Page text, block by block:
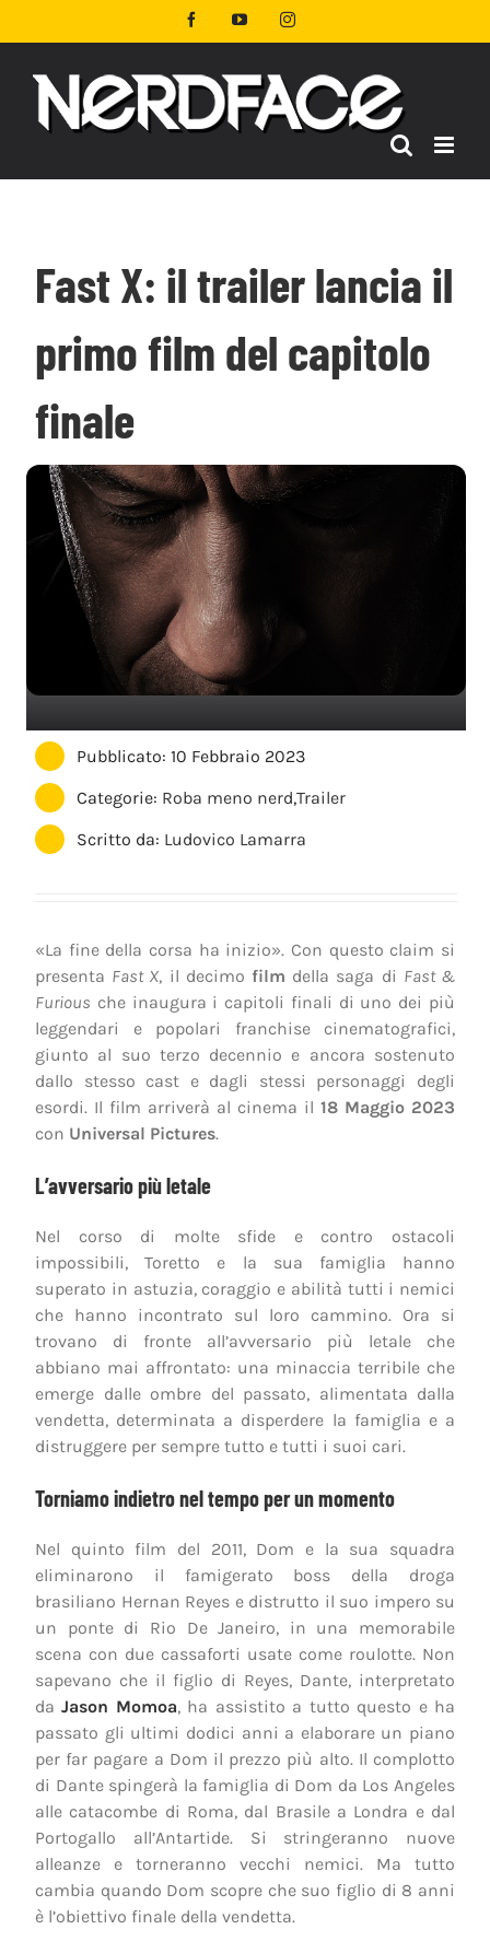
al
FacebookYouTubeInstagram
Fast X: il trailer lancia il
primo film del capitolo
finale
Pubblicato: 10 Febbraio 2023
Categorie: Roba meno nerd,Trailer
Scritto da: Ludovico Lamarra
«La fine della corsa ha inizio». Con questo claim si
presenta Fast X, il decimo film della saga di Fast &
Furious che inaugura i capitoli finali di uno dei più
leggendari e popolari franchise cinematografici,
giunto al suo terzo decennio e ancora sostenuto
dallo stesso cast e dagli stessi personaggi degli
esordi. Il film arriverà al cinema il 18 Maggio 2023
con Universal Pictures.
L’avversario più letale
Nel corso di molte sfide e contro ostacoli
impossibili, Toretto e la sua famiglia hanno
superato in astuzia, coraggio e abilità tutti i nemici
che hanno incontrato sul loro cammino. Ora si
trovano di fronte all’avversario più letale che
abbiano mai affrontato: una minaccia terribile che
emerge dalle ombre del passato, alimentata dalla
vendetta, determinata a disperdere la famiglia e a
distruggere per sempre tutto e tutti i suoi cari.
Torniamo indietro nel tempo per un momento
Nel quinto film del 2011, Dom e la sua squadra
eliminarono il famigerato boss della droga
brasiliano Hernan Reyes e distrutto il suo impero su
un ponte di Rio De Janeiro, in una memorabile
scena con due cassaforti usate come roulotte. Non
sapevano che il figlio di Reyes, Dante, interpretato
daJason Momoa, ha assistito a tutto questo e ha
passato gli ultimi dodici anni a elaborare un piano
per far pagare a Dom il prezzo più alto. Il complotto
di Dante spingerà la famiglia di Dom da Los Angeles
alle catacombe di Roma, dal Brasile a Londra e dal
Portogallo all’Antartide. Si stringeranno nuove
alleanze e torneranno vecchi nemici. Ma tutto
cambia quando Dom scopre che suo figlio di 8 anni
è l’obiettivo finale della vendetta.